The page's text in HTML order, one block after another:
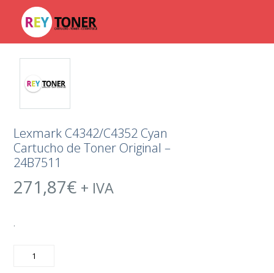
Lexmark C4342/C4352 Cyan
Cartucho de Toner Original –
24B7511
271,87€ + IVA
.
C4342/C4352